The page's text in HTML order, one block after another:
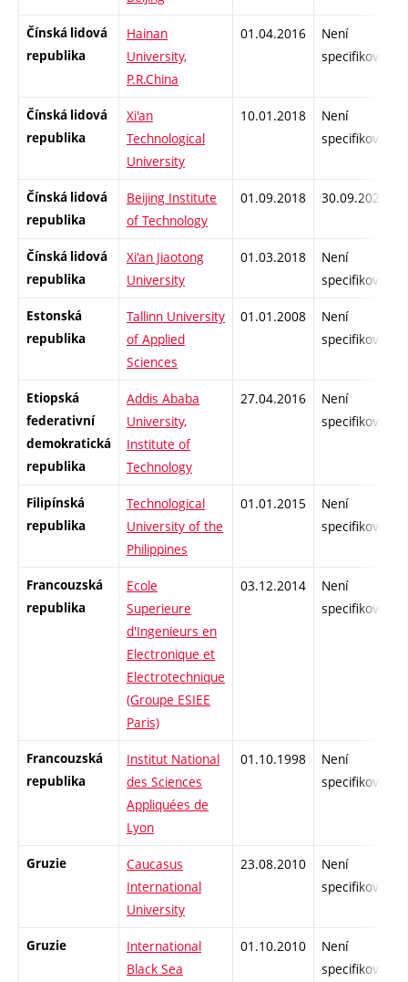
Čínská lidová
republika
Hainan
University,
P.R.China
01.04.2016
Není
specifikované
Čínská lidová
republika
Xi'an
Technological
University
10.01.2018
Není
specifikované
Čínská lidová
republika
Beijing Institute
of Technology
01.09.2018 30.09.2028
Čínská lidová
republika
Xi'an Jiaotong
University
01.03.2018
Není
specifikované
Estonská
republika
Tallinn University
of Applied
Sciences
01.01.2008
Není
specifikované
Etiopská
federativní
demokratická
republika
Addis Ababa
University,
Institute of
Technology
27.04.2016
Není
specifikované
Filipínská
republika
Technological
University of the
Philippines
01.01.2015
Není
specifikované
Francouzská
republika
Ecole
Superieure
d'Ingenieurs en
Electronique et
Electrotechnique
(Groupe ESIEE
Paris)
03.12.2014
Není
specifikované
Francouzská
republika
Institut National
des Sciences
Appliquées de
Lyon
01.10.1998
Není
specifikované
Gruzie
Caucasus
International
University
23.08.2010
Není
specifikované
Gruzie
International
Black Sea
01.10.2010
Není
specifikované